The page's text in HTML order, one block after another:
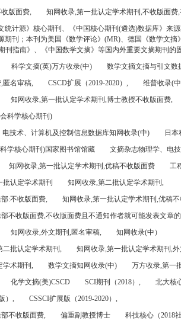
版面费,
知网收录,第一批认定学术期刊,不收版面费
计源》核心期刊、《中国核心期刊(遴选)数据库》来
期刊；本刊为美国《数学评论》(MR)、德国《数学文
刊指南》、《中国数学文摘》等国内外重要文摘期刊的
科学文摘(英)万方收录(中) 数学文摘文摘与引文数
匿名审稿,
CSCD扩展（2019-2020）, 维普收录(中
知网收录,第一批认定学术期刊,博士教授不收版面费,
科学核心期刊)
技术、计算机及控制信息数据库知网收录(中)
日
学核心期刊)国家图书馆馆藏
文摘杂志物理学、电
知网收录,第一批认定学术期刊,优稿不收版面费
工
批认定学术期刊
知网收录,第二批认定学术期刊,
:不收版面费,
知网收录,第一批认定学术期刊,优稿
不收版面费,不收版面费且不通知作者就可能发表文章
知网收录,外文期刊,匿名审稿,
知网收录(中）
二批认定学术期刊,
知网收录,第一批认定学术期刊,外
学术期刊,
数学文摘知网收录(中)
万方收录,第一
化学文摘(美)CSCD SCI期刊（2018）,
北大核
）,
CSSCI扩展版（2019-2020）,
不收版面费,
偏重副教授博士
科技核心（2018